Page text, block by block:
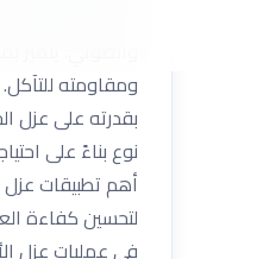
ومقاومته
بقدرته على عزل
نوع بناءً على
أهم تطبيقات
لتحسين كفاءة
في عمليات عزل